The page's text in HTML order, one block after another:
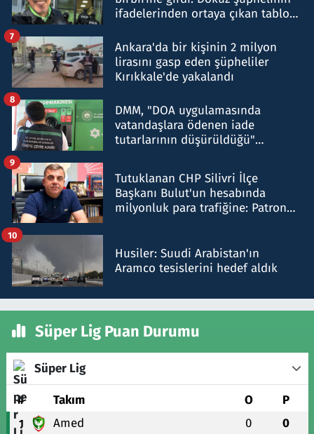
ifadelerinden ortaya çıkan tablo
Ankara'da bir kişinin 2 milyon
lirasını gasp eden şüpheliler
Kırıkkale'de yakalandı
7
DMM, "DOA uygulamasında
vatandaşlara ödenen iade
tutarlarının düşürüldüğü"
8
Tutuklanan CHP Silivri İlçe
Başkanı Bulut'un hesabında
milyonluk para trafiğine: Patron
9
Husiler: Suudi Arabistan'ın
Aramco tesislerini hedef aldık
10
Süper Lig Puan Durumu
Süper Lig
# Takım O P
1 Amed 0 0